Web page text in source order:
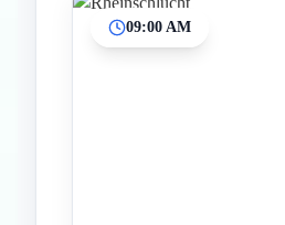
09:00 AM